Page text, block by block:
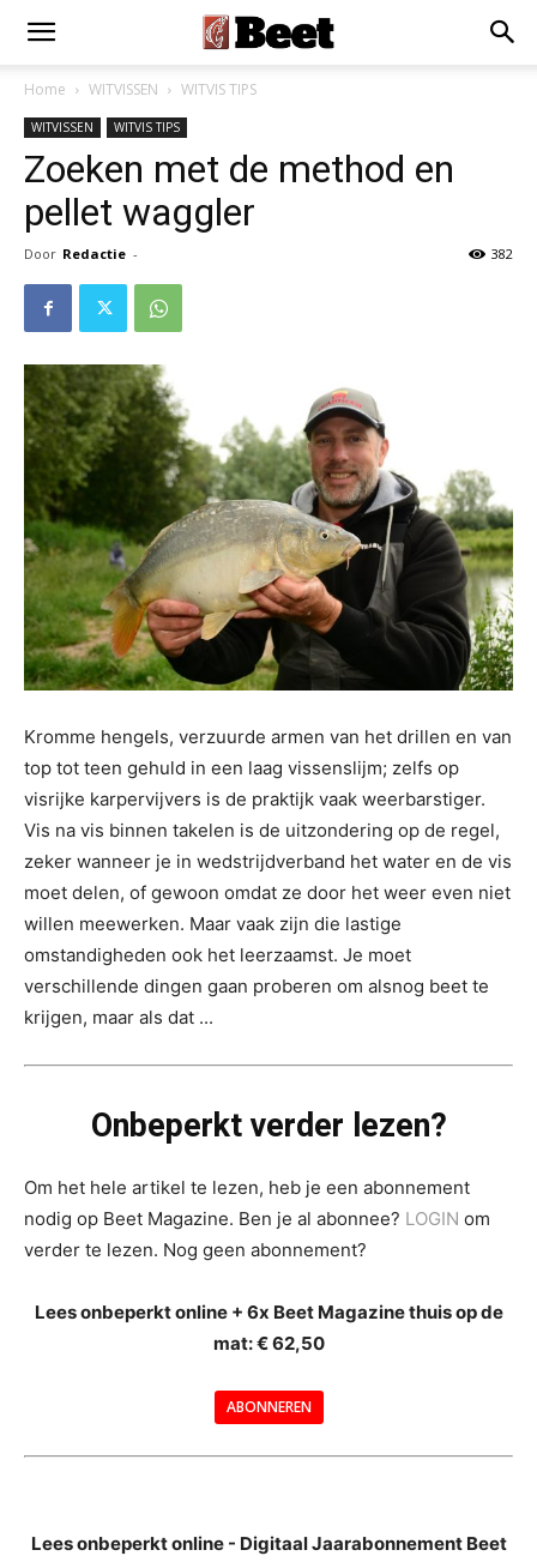
Home WITVISSEN WITVIS TIPS
WITVISSEN WITVIS TIPS
Zoeken met de method en
pellet waggler
Door Redactie - 382
Kromme hengels, verzuurde armen van het drillen en van
top tot teen gehuld in een laag vissenslijm; zelfs op
visrijke karpervijvers is de praktijk vaak weerbarstiger.
Vis na vis binnen takelen is de uitzondering op de regel,
zeker wanneer je in wedstrijdverband het water en de vis
moet delen, of gewoon omdat ze door het weer even niet
willen meewerken. Maar vaak zijn die lastige
omstandigheden ook het leerzaamst. Je moet
verschillende dingen gaan proberen om alsnog beet te
krijgen, maar als dat ...
Onbeperkt verder lezen?
Om het hele artikel te lezen, heb je een abonnement
nodig op Beet Magazine. Ben je al abonnee? LOGIN om
verder te lezen. Nog geen abonnement?
Lees onbeperkt online + 6x Beet Magazine thuis op de
mat: € 62,50
ABONNEREN
Lees onbeperkt online - Digitaal Jaarabonnement Beet